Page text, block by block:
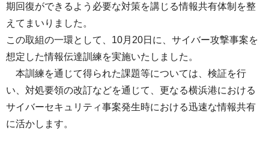
期回復ができるよう必要な対策を講じる情報共有体制を整
えてまいりました。
この取組の一環として、10月20日に、サイバー攻撃事案を
想定した情報伝達訓練を実施いたしました。
本訓練を通じて得られた課題等については、検証を行
い、対処要領の改訂などを通じて、更なる横浜港における
サイバーセキュリティ事案発生時における迅速な情報共有
に活かします。